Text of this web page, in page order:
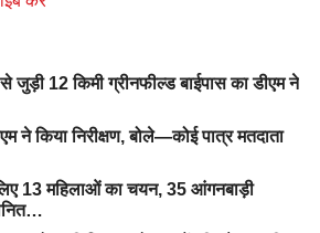
से जुड़ी 12 किमी ग्रीनफील्ड बाईपास का डीएम ने
ने किया निरीक्षण, बोले—कोई पात्र मतदाता
13 महिलाओं का चयन, 35 आंगनबाड़ी